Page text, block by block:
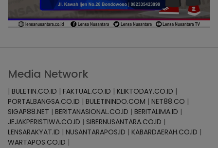
Media Network
| BULETIN.CO.ID | FAKTUAL.CO.ID | KLIKTODAY.CO.ID |
PORTALBANGSA.CO.ID | BULETININDO.COM | NET88.CO |
SIGAP88.NET | BERITANASIONAL.CO.ID | BERITALIMA.ID |
JEJAKPERISTIWA.CO.ID | SIBERNUSANTARA.CO.ID |
LENSARAKYAT.ID | NUSANTARAPOS.ID | KABARDAERAH.CO.ID |
WARTAPOS.CO.ID |